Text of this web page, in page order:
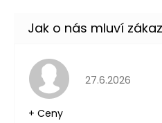
Hodnocení
27.6.2026
+ Ceny